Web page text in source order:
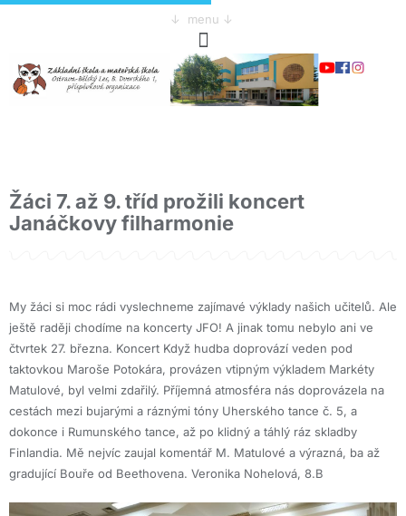
↓ menu ↓
Žáci 7. až 9. tříd prožili koncert
Janáčkovy filharmonie
My žáci si moc rádi vyslechneme zajímavé výklady našich učitelů. Ale
ještě raději chodíme na koncerty JFO! A jinak tomu nebylo ani ve
čtvrtek 27. března. Koncert Když hudba doprovází veden pod
taktovkou Maroše Potokára, provázen vtipným výkladem Markéty
Matulové, byl velmi zdařilý. Příjemná atmosféra nás doprovázela na
cestách mezi bujarými a ráznými tóny Uherského tance č. 5, a
dokonce i Rumunského tance, až po klidný a táhlý ráz skladby
Finlandia. Mě nejvíc zaujal komentář M. Matulové a výrazná, ba až
gradující Bouře od Beethovena. Veronika Nohelová, 8.B